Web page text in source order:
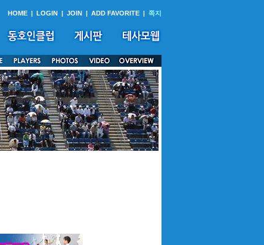
HOME | LOGIN | JOIN | ADD FAVORITE | 쪽지